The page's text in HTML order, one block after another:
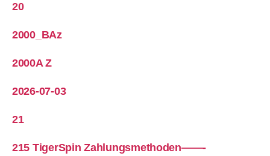
20
2000_BAz
2000A Z
2026-07-03
21
215 TigerSpin Zahlungsmethoden——-